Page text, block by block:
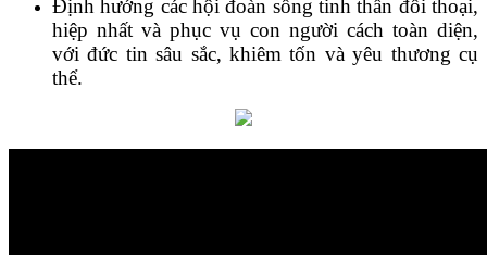
Định hướng các hội đoàn sống tinh thần đối thoại,
hiệp nhất và phục vụ con người cách toàn diện,
với đức tin sâu sắc, khiêm tốn và yêu thương cụ
thể.